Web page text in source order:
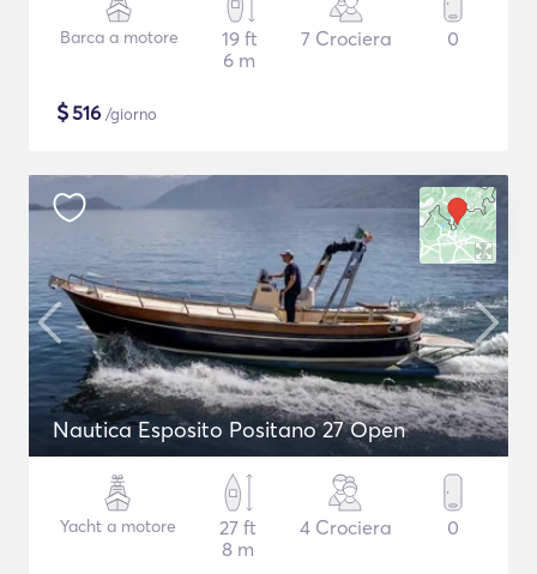
Barca a motore
19 ft
6 m
7 Crociera 0
$516 /giorno
Nautica Esposito Positano 27 Open
Yacht a motore
27 ft
8 m
4 Crociera 0